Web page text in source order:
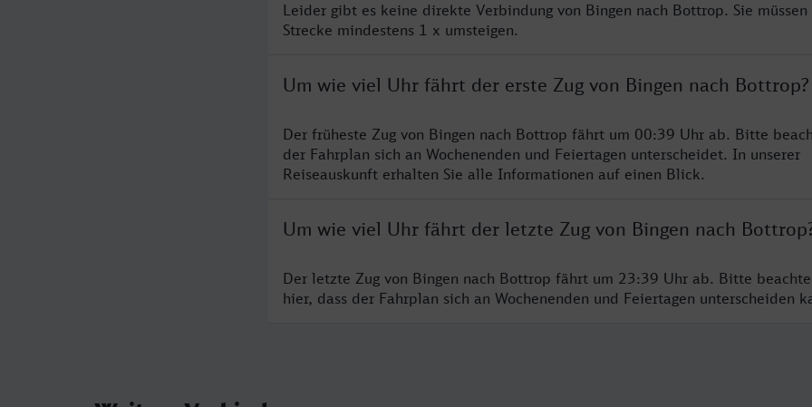
Leider gibt es keine direkte Verbindung von Bingen nach Bottrop. Sie
Strecke mindestens 1 x umsteigen.
Um wie viel Uhr fährt der erste Zug von Bingen nach Bottrop?
Der früheste Zug von Bingen nach Bottrop fährt um 00:39 Uhr ab. Bitte
der Fahrplan sich an Wochenenden und Feiertagen unterscheidet. In unserer
Reiseauskunft erhalten Sie alle Informationen auf einen Blick.
Um wie viel Uhr fährt der letzte Zug von Bingen nach
Der letzte Zug von Bingen nach Bottrop fährt um 23:39 Uhr ab. Bitte
hier, dass der Fahrplan sich an Wochenenden und Feiertagen unterscheiden